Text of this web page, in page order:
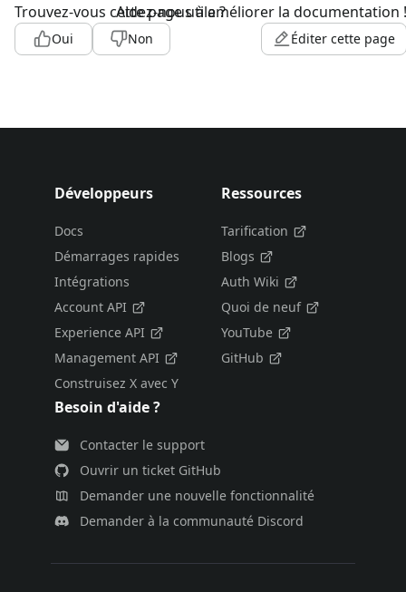
Trouvez-vous cette page utile ?
Oui Non
Aidez-nous à améliorer la documentation !
Éditer cette page
Développeurs
Docs
Démarrages rapides
Intégrations
Account API
Experience API
Management API
Construisez X avec Y
Ressources
Tarification
Blogs
Auth Wiki
Quoi de neuf
YouTube
GitHub
Besoin d'aide ?
Contacter le support
Ouvrir un ticket GitHub
Demander une nouvelle fonctionnalité
Demander à la communauté Discord